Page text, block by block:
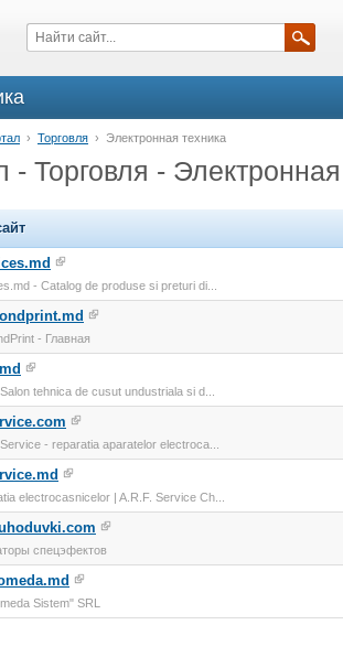
› Торговля › Электронная техника
- Торговля -
- Catalog de produse si preturi di...
- Главная
tehnica de cusut undustriala si d...
- reparatia aparatelor electroca...
electrocasnicelor | A.R.F. Service Ch...
спецэфектов
Sistem" SRL